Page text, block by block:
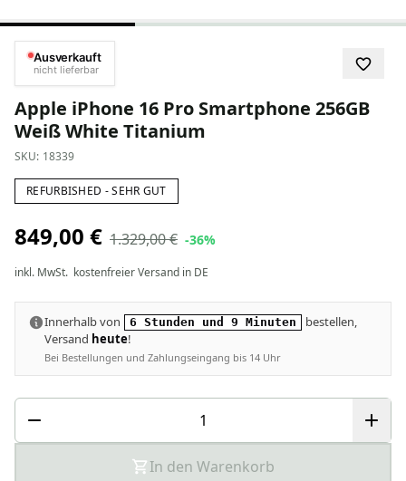
Ausverkauft
nicht lieferbar
Apple iPhone 16 Pro Smartphone 256GB
Weiß White Titanium
SKU: 18339
REFURBISHED - SEHR GUT
849,00 € 1.329,00 € -36%
inkl. MwSt. kostenfreier Versand in DE
Innerhalb von 6 Stunden und 9 Minuten
bestellen,
Versand heute!
Bei Bestellungen und Zahlungseingang bis 14 Uhr
In den Warenkorb